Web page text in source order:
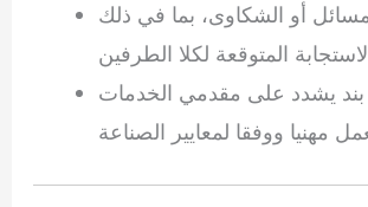
أو الشكاوى، بما في ذلك
بند يشدد على مقدمي الخدمات